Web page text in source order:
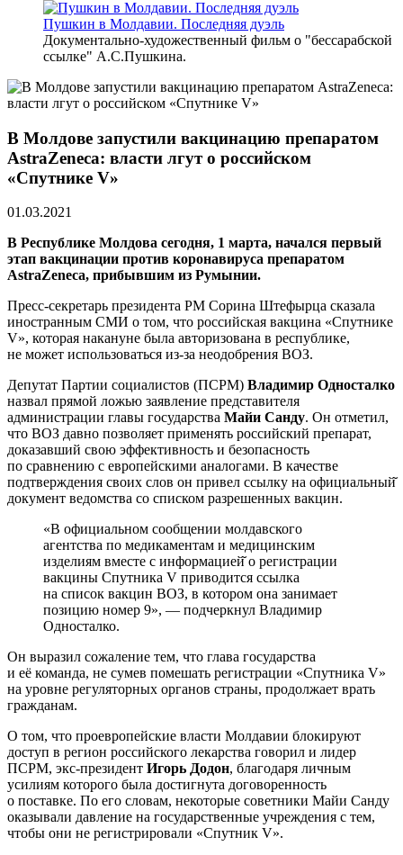
Пушкин в Молдавии. Последняя дуэль
Документально-художественный фильм о "бессарабской
ссылке" А.С.Пушкина.
В Молдове запустили вакцинацию препаратом
AstraZeneca: власти лгут о российском
«Спутнике V»
01.03.2021
В Республике Молдова сегодня, 1 марта, начался первый
этап вакцинации против коронавируса препаратом
AstraZeneca, прибывшим из Румынии.
Пресс-секретарь президента РМ Сорина Штефырца сказала
иностранным СМИ о том, что российская вакцина «Спутнике
V», которая накануне была авторизована в республике,
не может использоваться из-за неодобрения ВОЗ.
Депутат Партии социалистов (ПСРМ) Владимир Односталко
назвал прямой ложью заявление представителя
администрации главы государства Майи Санду. Он отметил,
что ВОЗ давно позволяет применять российский препарат,
доказавший свою эффективность и безопасность
по сравнению с европейскими аналогами. В качестве
подтверждения своих слов он привел ссылку на официальный̆
документ ведомства со списком разрешенных вакцин.
«В официальном сообщении молдавского
агентства по медикаментам и медицинским
изделиям вместе с информацией̆ о регистрации
вакцины Спутника V приводится ссылка
на список вакцин ВОЗ, в котором она занимает
позицию номер 9», — подчеркнул Владимир
Односталко.
Он выразил сожаление тем, что глава государства
и её команда, не сумев помешать регистрации «Спутника V»
на уровне регуляторных органов страны, продолжает врать
гражданам.
О том, что проевропейские власти Молдавии блокируют
доступ в регион российского лекарства говорил и лидер
ПСРМ, экс-президент Игорь Додон, благодаря личным
усилиям которого была достигнута договоренность
о поставке. По его словам, некоторые советники Майи Санду
оказывали давление на государственные учреждения с тем,
чтобы они не регистрировали «Спутник V».